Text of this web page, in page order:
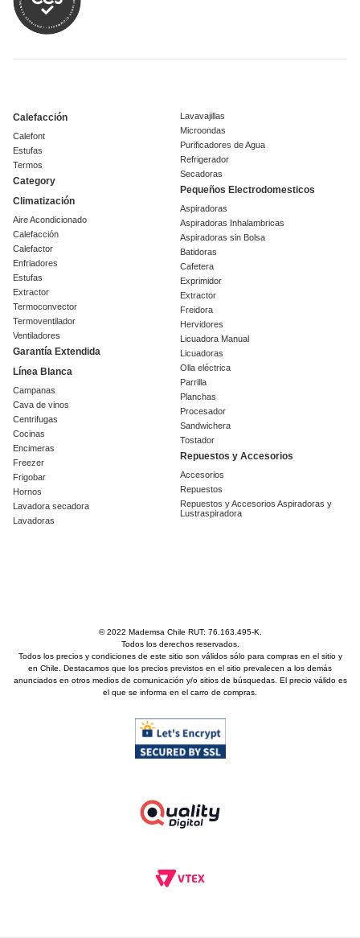
Calefacción
Calefont
Estufas
Termos
Category
Climatización
Aire Acondicionado
Calefacción
Calefactor
Enfriadores
Estufas
Extractor
Termoconvector
Termoventilador
Ventiladores
Garantía Extendida
Línea Blanca
Campanas
Cava de vinos
Centrifugas
Cocinas
Encimeras
Freezer
Frigobar
Hornos
Lavadora secadora
Lavadoras
Lavavajillas
Microondas
Purificadores de Agua
Refrigerador
Secadoras
Pequeños Electrodomesticos
Aspiradoras
Aspiradoras Inhalambricas
Aspiradoras sin Bolsa
Batidoras
Cafetera
Exprimidor
Extractor
Freidora
Hervidores
Licuadora Manual
Licuadoras
Olla eléctrica
Parrilla
Planchas
Procesador
Sandwichera
Tostador
Repuestos y Accesorios
Accesorios
Repuestos
Repuestos y Accesorios Aspiradoras y
Lustraspiradora
© 2022 Mademsa Chile RUT: 76.163.495-K.
Todos los derechos reservados.
Todos los precios y condiciones de este sitio son válidos sólo para compras en el sitio y
en Chile. Destacamos que los precios previstos en el sitio prevalecen a los demás
anunciados en otros medios de comunicación y/o sitios de búsquedas. El precio válido es
el que se informa en el carro de compras.